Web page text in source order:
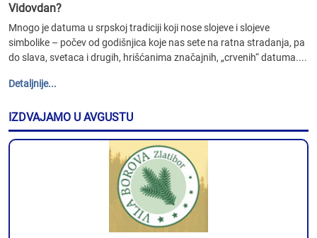
Vidovdan?
Mnogo je datuma u srpskoj tradiciji koji nose slojeve i slojeve
simbolike – počev od godišnjica koje nas sete na ratna stradanja, pa
do slava, svetaca i drugih, hrišćanima značajnih, „crvenih“ datuma....
Detaljnije...
IZDVAJAMO U AVGUSTU